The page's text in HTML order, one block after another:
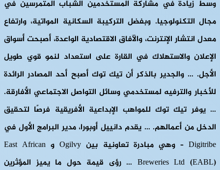
وسط زيادة في مشاركة المستخدمين الشباب المتمرسين في
مجال التكنولوجيا. وبفضل التركيبة السكانية المواتية، وارتفاع
معدل انتشار الإنترنت، والآفاق الاقتصادية الواعدة، أصبحت أسواق
الإعلان والاستهلاك في القارة على استعداد لنمو قوي طويل
الأجل. … والجدير بالذكر أن تيك توك أصبح أحد المصادر الرائدة
للأخبار والترفيه لمستخدمي وسائل التواصل الاجتماعي الأفارقة.
… يوفر تيك توك للمواهب الإبداعية الأفريقية فرصًا لتحقيق
الدخل من أعمالهم. … يقدم دانييل أوبورا، مدير البرامج الأول في
Digitribe – وهي مبادرة تعاونية بين Ogilvy و East African
Breweries Ltd (EABL) … رؤى قيمة حول ما يميز المؤثرين